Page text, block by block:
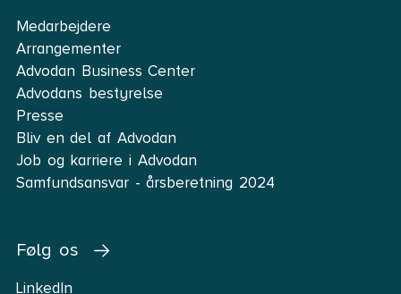
Medarbejdere
Arrangementer
Advodan Business Center
Advodans bestyrelse
Presse
Bliv en del af Advodan
Job og karriere i Advodan
Samfundsansvar - årsberetning 2024
Følg os
LinkedIn